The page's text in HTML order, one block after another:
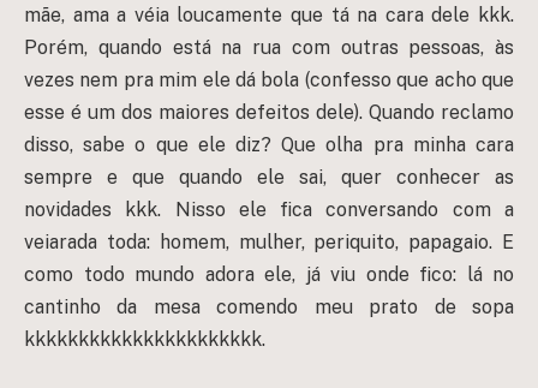
mãe, ama a véia loucamente que tá na cara dele kkk.
Porém, quando está na rua com outras pessoas, às
vezes nem pra mim ele dá bola (confesso que acho que
esse é um dos maiores defeitos dele). Quando reclamo
disso, sabe o que ele diz? Que olha pra minha cara
sempre e que quando ele sai, quer conhecer as
novidades kkk. Nisso ele fica conversando com a
veiarada toda: homem, mulher, periquito, papagaio. E
como todo mundo adora ele, já viu onde fico: lá no
cantinho da mesa comendo meu prato de sopa
kkkkkkkkkkkkkkkkkkkkkk.